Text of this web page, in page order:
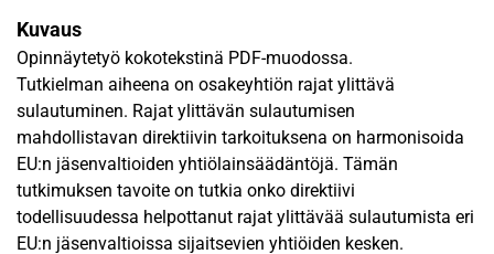
Kuvaus
Opinnäytetyö kokotekstinä PDF-muodossa.
Tutkielman aiheena on osakeyhtiön rajat ylittävä
sulautuminen. Rajat ylittävän sulautumisen
mahdollistavan direktiivin tarkoituksena on harmonisoida
EU:n jäsenvaltioiden yhtiölainsäädäntöjä. Tämän
tutkimuksen tavoite on tutkia onko direktiivi
todellisuudessa helpottanut rajat ylittävää sulautumista eri
EU:n jäsenvaltioissa sijaitsevien yhtiöiden kesken.